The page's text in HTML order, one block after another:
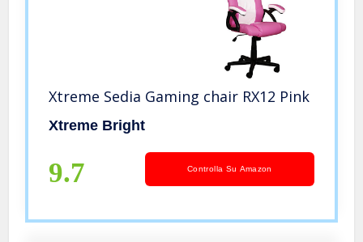
Xtreme Sedia Gaming chair RX12 Pink
Xtreme Bright
9.7 Controlla Su Amazon